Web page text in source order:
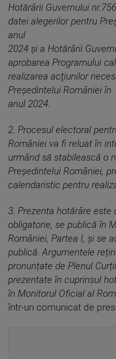
Hotărârii Guvernului
datei alegerilor pentru
anul
2024 și a Hotărârii
aprobarea Programului
realizarea acţiunilor
Preşedintelui României în
anul 2024.
2. Procesul electoral
României va fi reluat în
urmând să stabilească o
Preşedintelui României,
calendaristic pentru
3. Prezenta hotărâre este
obligatorie, se publică în
României, Partea I, şi se
publică. Argumentele
pronunțate de Plenul
prezentate în cuprinsul
în Monitorul Oficial al
într-un comunicat de